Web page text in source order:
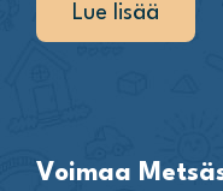
Lue lisää
Voimaa